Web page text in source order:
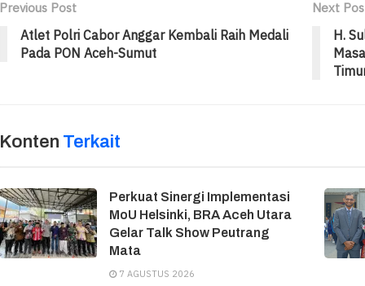
Previous Post
Atlet Polri Cabor Anggar Kembali Raih Medali
Pada PON Aceh-Sumut
Next
H.
Konten Terkait
Perkuat Sinergi Implementasi
MoU Helsinki, BRA Aceh Utara
Gelar Talk Show Peutrang
Mata
7 AGUSTUS 2026